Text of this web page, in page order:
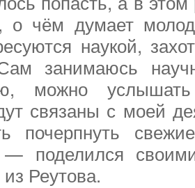
о чём думает
наукой,
занимаюсь
можно
связаны с моей
почерпнуть
— поделился
Реутова.